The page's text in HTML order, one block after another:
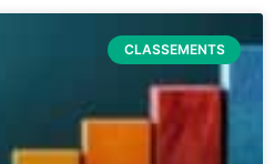
CLASSEMENTS